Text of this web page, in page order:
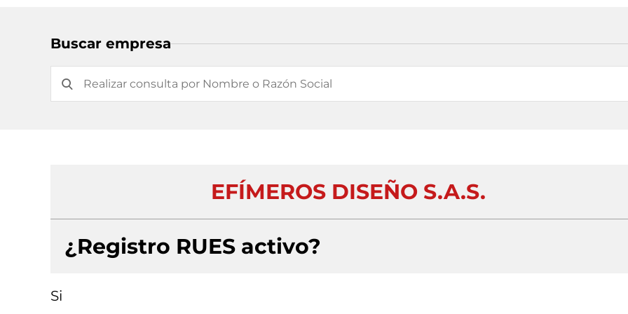
Buscar empresa
EFÍMEROS DISEÑO S.A.S.
¿Registro RUES activo?
Si